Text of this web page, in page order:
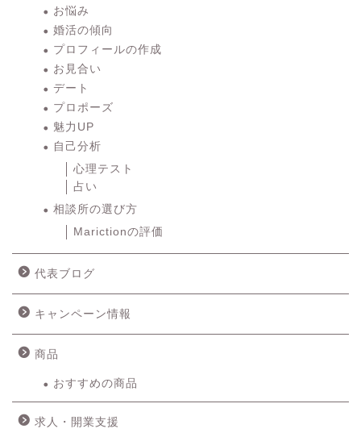
お悩み
婚活の傾向
プロフィールの作成
お見合い
デート
プロポーズ
魅力UP
自己分析
心理テスト
占い
相談所の選び方
Marictionの評価
代表ブログ
キャンペーン情報
商品
おすすめの商品
求人・開業支援